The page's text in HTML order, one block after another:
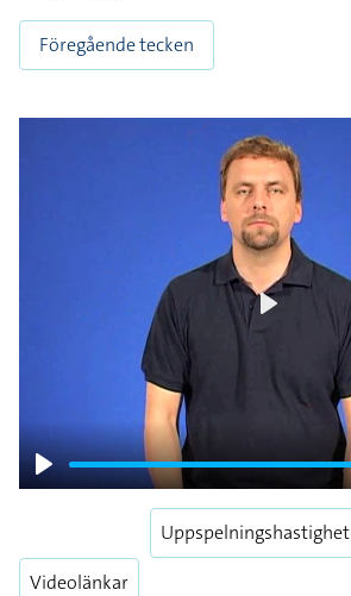
Föregående tecken
Play
Videolänkar
Uppspelningshastighet